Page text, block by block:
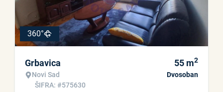
360°
Grbavica
Novi Sad
ŠIFRA: #575630
55 m2
Dvosoban